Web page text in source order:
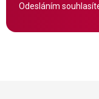
Odesláním